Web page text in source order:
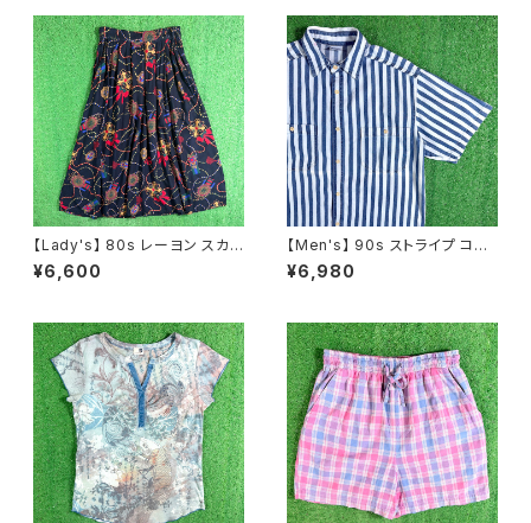
【Lady's】 80s レーヨン スカ
ーフ柄 スカート / 80年代 古着
レディース 総柄 2266
¥6,600
【Men's】 90s ストライプ コット
ン シャツ / アメリカ製 USA製 9
0年代 半袖 メンズ 2252
¥6,980